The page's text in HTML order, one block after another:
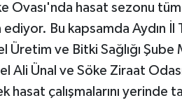
Ovası'nda hasat sezonu
Bu kapsamda Aydın İl
Üretim ve Bitki Sağlığı Şube
Ali Ünal ve Söke Ziraat
hasat çalışmalarını yerinde